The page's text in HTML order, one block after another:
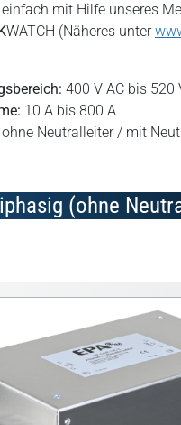
mit Hilfe unseres
WATCH (Näheres unter
400 V AC bis 520
10 A bis 800 A
Neutralleiter / mit
(ohne